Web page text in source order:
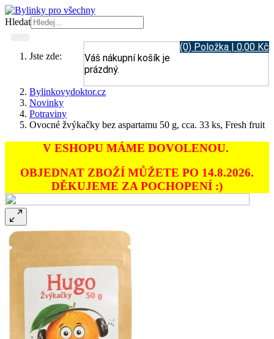
Hledat
(0) Položka | 0,00 Kč
Váš nákupní košík je
prázdný.
Jste zde:
Bylinkovydoktor.cz
Novinky
Potraviny
Ovocné žvýkačky bez aspartamu 50 g, cca. 33 ks, Fresh fruit
V ESHOPU MÁME DOVOLENOU.
OBJEDNAT ZBOŽÍ MŮŽETE PO 14.8.2026.
DĚKUJEME ZA POCHOPENÍ :)